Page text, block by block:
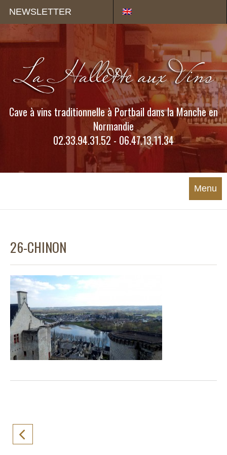
NEWSLETTER
Cave à vins traditionnelle à Portbail dans la Manche en
Normandie
02.33.94.31.52 - 06.47.13.11.34
Menu
26-CHINON
Panneau de gestion des cookies